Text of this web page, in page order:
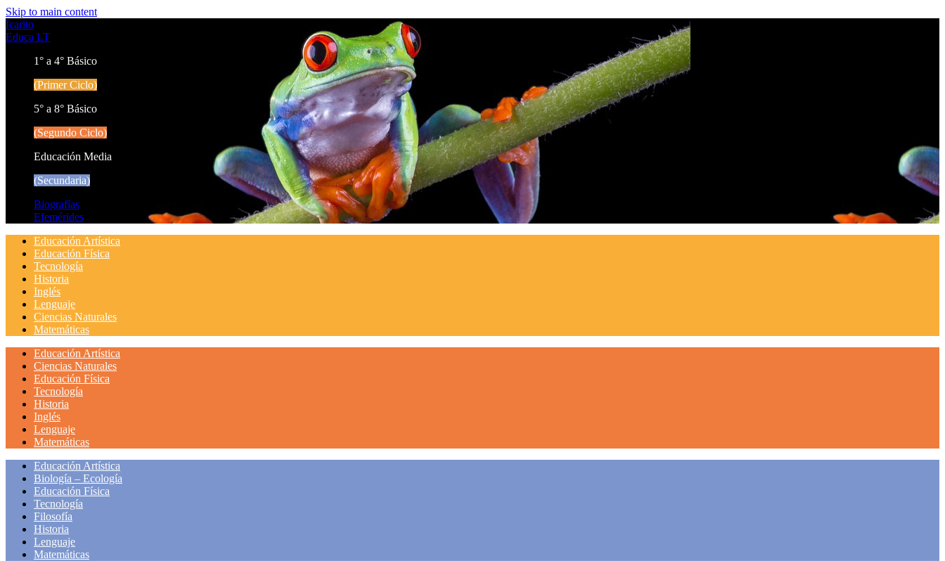
Skip to main content
Icarito
Educa LT
1° a 4° Básico
(Primer Ciclo)
5° a 8° Básico
(Segundo Ciclo)
Educación Media
(Secundaria)
Biografías
Efemérides
Educación Artística
Educación Física
Tecnología
Historia
Inglés
Lenguaje
Ciencias Naturales
Matemáticas
Educación Artística
Ciencias Naturales
Educación Física
Tecnología
Historia
Inglés
Lenguaje
Matemáticas
Educación Artística
Biología – Ecología
Educación Física
Tecnología
Filosofía
Historia
Lenguaje
Matemáticas